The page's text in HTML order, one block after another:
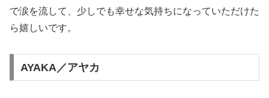
で涙を流して、少しでも幸せな気持ちになっていただけた
ら嬉しいです。
AYAKA／アヤカ